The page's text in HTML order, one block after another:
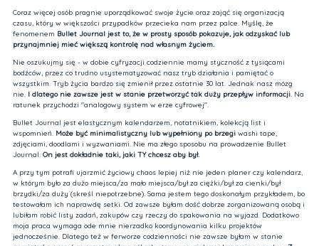
Coraz więcej osób pragnie uporządkować swoje życie oraz zająć się organizacją
czasu, który w większości przypadków przecieka nam przez palce. Myślę, że
fenomenem Bullet Journaljest to, że w prosty sposób pokazuje, jak odzyskać lub
przynajmniej mieć większą kontrolę nad własnym życiem.
Nie oszukujmy się - w dobie cyfryzacji codziennie mamy styczność z tysiącami
bodźców, przez co trudno usystematyzować nasz tryb działania i pamiętać o
wszystkim. Tryb życia bardzo się zmienił przez ostatnie 30 lat. Jednak nasz mózg
nie. I dlatego nie zawsze jest w stanie przetworzyć tak duży przepływ informacji. Na
ratunek przychodzi "analogowy system w erze cyfrowej".
Bullet Journal jest elastycznym kalendarzem, notatnikiem, kolekcją list i
wspomnień. Może być minimalistyczny lub wypełniony po brzegiwashi tape,
zdjęciami, doodlami i wyzwaniami. Nie ma złego sposobu na prowadzenie Bullet
Journal. On jest dokładnie taki, jaki TY chcesz aby był.
A przy tym potrafi ujarzmić życiowy chaos lepiej niż nie jeden planer czy kalendarz,
w którym było za dużo miejsca/za mało miejsca/był za ciężki/był za cienki/był
brzydki/za duży (skreśl niepotrzebne). Sama jestem tego doskonałym przykładem, bo
testowałam ich naprawdę setki. Od zawsze byłam dość dobrze zorganizowaną osobą i
lubiłam robić listy zadań, zakupów czy rzeczy do spakowania na wyjazd. Dodatkowo
moja praca wymaga ode mnie nierzadko koordynowania kilku projektów
jednocześnie. Dlatego też w ferworze codzienności nie zawsze byłam w stanie